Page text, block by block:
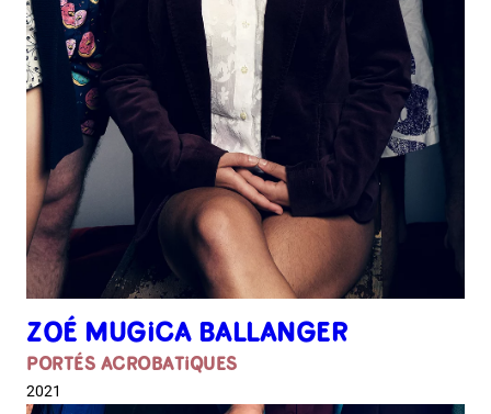
ZOÉ MUGICA BALLANGER
PORTÉS ACROBATIQUES
2021